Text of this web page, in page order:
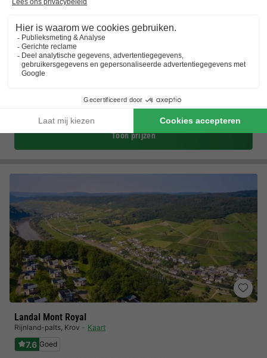
Ferienpark Grafschaft Bentheim
Nedersaksen,Uelsen Kaart
6.8 Voldoende
In de buurt van Slagharen
In bosrijke omgeving
Toon prijzen
Landal Mont Royal
Rijnland-palts, Krov Kaart
7.6 Goed